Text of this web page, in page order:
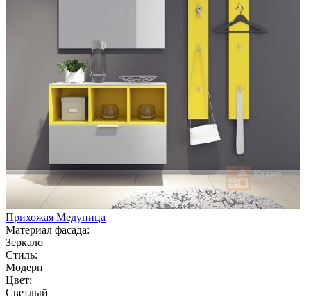
Прихожая Медуница
Материал фасада:
Зеркало
Стиль:
Модерн
Цвет:
Светлый